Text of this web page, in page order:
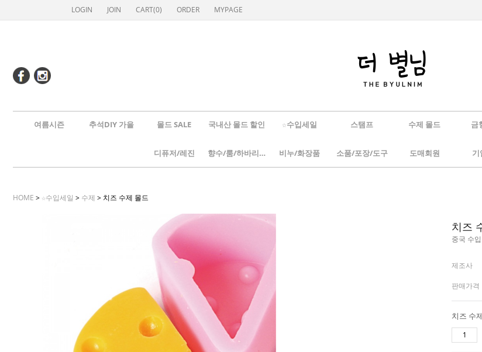
LOGIN JOIN CART(0) ORDER MYPAGE
여름시즌 추석DIY 가을 몰드 SALE 국내산 몰드 할인 ☆수입세일 스탬프 수제 몰드 금
디퓨저/레진 향수/룸/하바리움 비누/화장품 소품/포장/도구 도매회원 기
HOME > ☆수입세일 > 수제 > 치즈 수제 몰드
치즈
중국 수
제조사
판매가격
치즈 수